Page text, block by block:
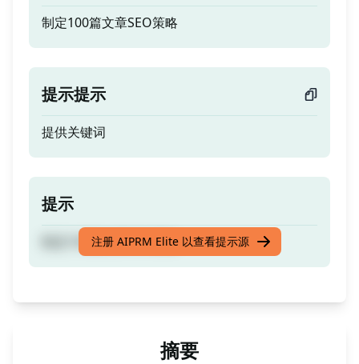
制定100篇文章SEO策略
提示提示
提供关键词
提示
制定100篇文章SEO策略
注册 AIPRM Elite 以查看提示源
摘要